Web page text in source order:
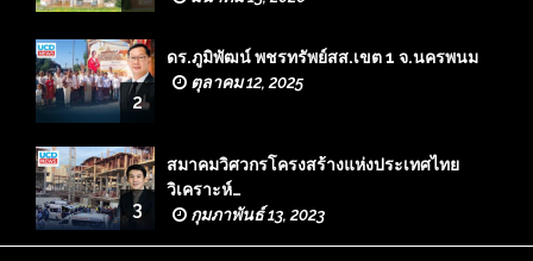
2
ดร.ภูมิพัฒน์ พชรทรัพย์สส.เขต 1 จ.นครพนม
ตุลาคม 12, 2025
3
สมาคมวิศวกรโครงสร้างแห่งประเทศไทย
วิเคราะห์…
กุมภาพันธ์ 13, 2023